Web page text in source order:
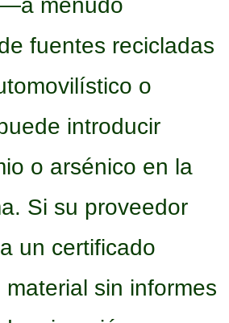
menudo
fuentes recicladas
o
introducir
o arsénico en la
Si su proveedor
un certificado
sin informes